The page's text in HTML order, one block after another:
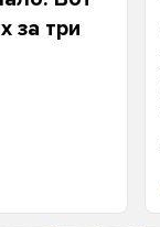
за три